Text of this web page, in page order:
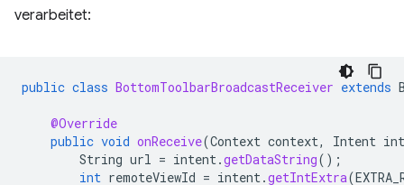
verarbeitet:
public class BottomToolbarBroadcastReceiver extends
@Override
public void onReceive(Context context, Intent
String url = intent .getDataString();
int remoteViewId = intent .getIntExtra(